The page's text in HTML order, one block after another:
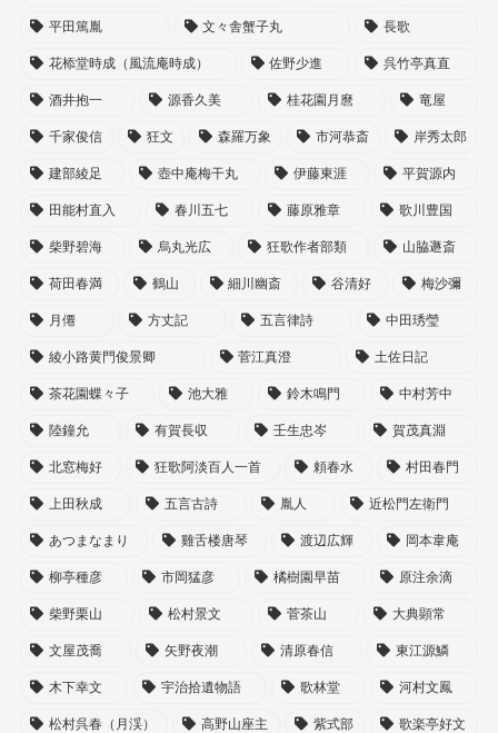
平田篤胤 文々舎蟹子丸 長歌
花㮇堂時成（風流庵時成） 佐野少進 呉竹亭真直
酒井抱一 源香久美 桂花園月麿 竜屋
千家俊信 狂文 森羅万象 市河恭斎 岸秀太郎
建部綾足 壺中庵梅干丸 伊藤東涯 平賀源内
田能村直入 春川五七 藤原雅章 歌川豊国
柴野碧海 烏丸光広 狂歌作者部類 山脇遯斎
荷田春満 鶴山 細川幽斎 谷清好 梅沙彌
月僊 方丈記 五言律詩 中田琇瑩
綾小路黄門俊景卿 菅江真澄 土佐日記
茶花園蝶々子 池大雅 鈴木鳴門 中村芳中
陸鐘允 有賀長収 壬生忠岑 賀茂真淵
北窓梅好 狂歌阿淡百人一首 頼春水 村田春門
上田秋成 五言古詩 胤人 近松門左衛門
あつまなまり 雞舌楼唐琴 渡辺広輝 岡本韋庵
柳亭種彦 市岡猛彦 橘樹園早苗 原注余滴
柴野栗山 松村景文 菅茶山 大典顕常
文屋茂喬 矢野夜潮 清原春信 東江源鱗
木下幸文 宇治拾遺物語 歌林堂 河村文鳳
松村呉春（月渓） 高野山座主 紫式部 歌楽亭好文